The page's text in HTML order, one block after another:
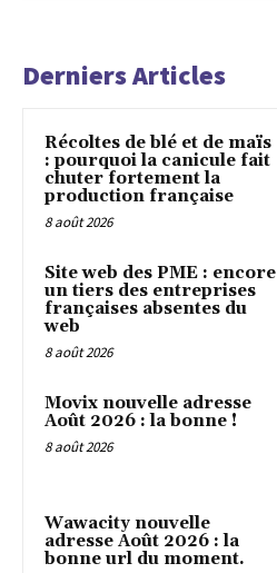
Derniers Articles
Récoltes de blé et de maïs
: pourquoi la canicule fait
chuter fortement la
production française
8 août 2026
Site web des PME : encore
un tiers des entreprises
françaises absentes du
web
8 août 2026
Movix nouvelle adresse
Août 2026 : la bonne !
8 août 2026
Wawacity nouvelle
adresse Août 2026 : la
bonne url du moment.